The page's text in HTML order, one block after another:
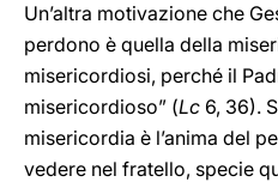
Un’altra motivazione che
perdono è quella della
misericordiosi, perché il
misericordioso” (Lc 6, 36).
misericordia è l’anima del
vedere nel fratello, specie